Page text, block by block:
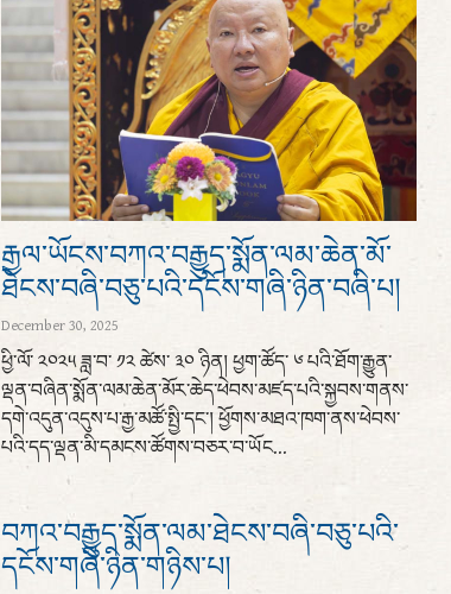
རྒྱལ་ཡོངས་བཀའ་བརྒྱུད་སྨོན་ལམ་ཆེན་མོ་
ཐེངས་བཞི་བཅུ་པའི་དངོས་གཞི་ཉིན་བཞི་པ།
December 30, 2025
ཕྱི་ལོ་ ༢༠༢༥ ཟླ་བ་ ༡༢ ཚེས་ ༣༠ ཉིན། ཕྱག་ཚོད་ ༦ པའི་ཐོག་རྒྱུན་
ལྡན་བཞིན་སྨོན་ལམ་ཆེན་མོར་ཆེད་ཕེབས་མཛད་པའི་སྐྱབས་གནས་
དགེ་འདུན་འདུས་པ་རྒྱ་མཚོ་སྤྱི་དང་། ཕྱོགས་མཐའ་ཁག་ནས་ཕེབས་
པའི་དད་ལྡན་མི་དམངས་ཚོགས་བཅར་བ་ཡོང...
བཀའ་བརྒྱུད་སྨོན་ལམ་ཐེངས་བཞི་བཅུ་པའི་
དངོས་གཞི་ཉིན་གཉིས་པ།